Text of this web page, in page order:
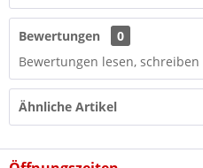
Bewertungen
0
Bewertungen lesen,
Ähnliche Artikel